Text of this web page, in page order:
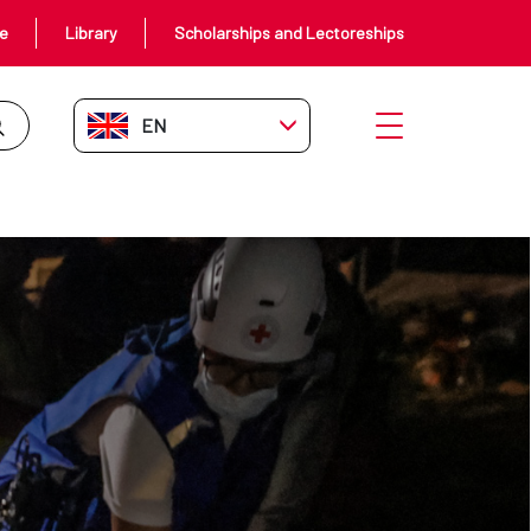
Library Scholarships and Lectoreships
EN-GB Open menu